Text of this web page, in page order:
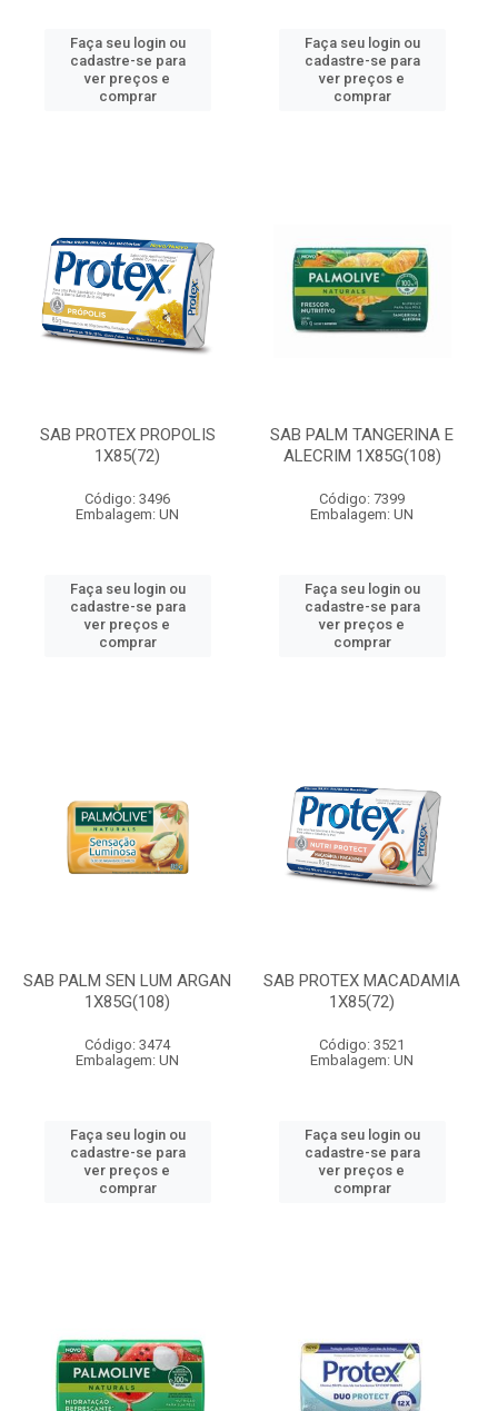
Faça seu login ou
cadastre-se para
ver preços e
comprar
Faça seu login ou
cadastre-se para
ver preços e
comprar
SAB PROTEX PROPOLIS
1X85(72)
Código: 3496
Embalagem: UN
Faça seu login ou
cadastre-se para
ver preços e
comprar
SAB PALM TANGERINA E
ALECRIM 1X85G(108)
Código: 7399
Embalagem: UN
Faça seu login ou
cadastre-se para
ver preços e
comprar
SAB PALM SEN LUM ARGAN
1X85G(108)
Código: 3474
Embalagem: UN
Faça seu login ou
cadastre-se para
ver preços e
comprar
SAB PROTEX MACADAMIA
1X85(72)
Código: 3521
Embalagem: UN
Faça seu login ou
cadastre-se para
ver preços e
comprar